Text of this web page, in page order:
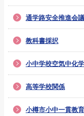
通学路安全推進会議
教科書採択
小中学校空気中化
高等学校関係
小樽市小中一貫教